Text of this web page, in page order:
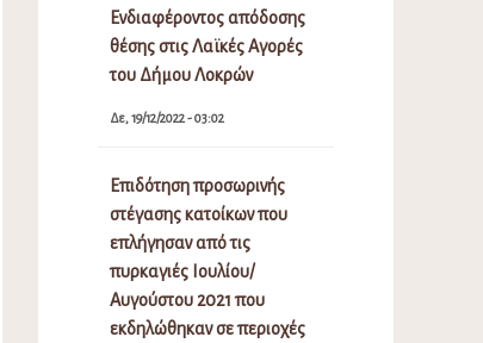
Ενδιαφέροντος απόδοσης
θέσης στις Λαϊκές Αγορές
του Δήμου Λοκρών
Δε, 19/12/2022 - 03:02
Επιδότηση προσωρινής
στέγασης κατοίκων που
επλήγησαν από τις
πυρκαγιές Ιουλίου/
Αυγούστου 2021 που
εκδηλώθηκαν σε περιοχές